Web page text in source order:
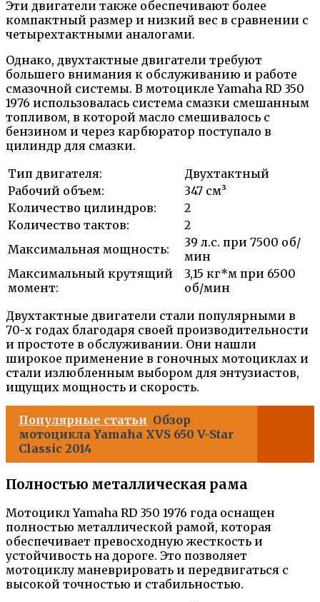
Эти двигатели также обеспечивают более
компактный размер и низкий вес в сравнении с
четырехтактными аналогами.
Однако, двухтактные двигатели требуют
большего внимания к обслуживанию и работе
смазочной системы. В мотоцикле Yamaha RD 350
1976 использовалась система смазки смешанным
топливом, в которой масло смешивалось с
бензином и через карбюратор поступало в
цилиндр для смазки.
Тип двигателя:
Двухтактный
Рабочий объем:
347 см³
Количество цилиндров:
2
Количество тактов:
2
Максимальная мощность:
39 л.с. при 7500 об/
мин
Максимальный крутящий
момент:
3,15 кг*м при 6500
об/мин
Двухтактные двигатели стали популярными в
70-х годах благодаря своей производительности
и простоте в обслуживании. Они нашли
широкое применение в гоночных мотоциклах и
стали излюбленным выбором для энтузиастов,
ищущих мощность и скорость.
Популярные статьи Обзор
мотоцикла Yamaha XVS 650 V-Star
Classic 2014
Полностью металлическая рама
Мотоцикл Yamaha RD 350 1976 года оснащен
полностью металлической рамой, которая
обеспечивает превосходную жесткость и
устойчивость на дороге. Это позволяет
мотоциклу маневрировать и передвигаться с
высокой точностью и стабильностью.